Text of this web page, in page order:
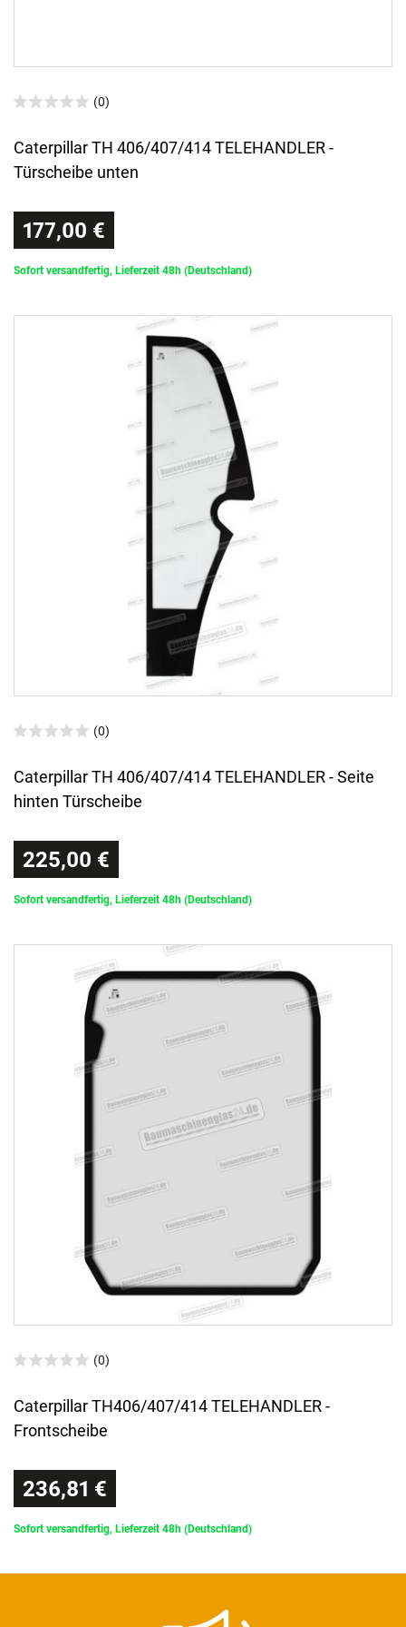
(0)
Caterpillar TH 406/407/414 TELEHANDLER -
Türscheibe unten
177,00 €
Sofort versandfertig, Lieferzeit 48h (Deutschland)
(0)
Caterpillar TH 406/407/414 TELEHANDLER - Seite
hinten Türscheibe
225,00 €
Sofort versandfertig, Lieferzeit 48h (Deutschland)
(0)
Caterpillar TH406/407/414 TELEHANDLER -
Frontscheibe
236,81 €
Sofort versandfertig, Lieferzeit 48h (Deutschland)